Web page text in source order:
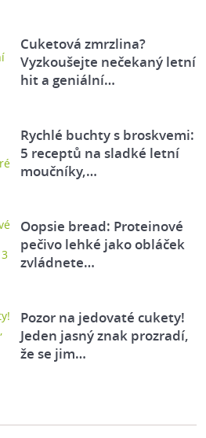
Cuketová zmrzlina?
Vyzkoušejte nečekaný letní
hit a geniální…
Rychlé buchty s broskvemi:
5 receptů na sladké letní
moučníky,…
Oopsie bread: Proteinové
pečivo lehké jako obláček
zvládnete…
Pozor na jedovaté cukety!
Jeden jasný znak prozradí,
že se jim…